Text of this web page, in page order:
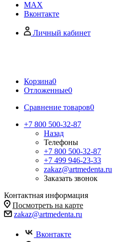
MAX
Вконтакте
Личный кабинет
Корзина0
Отложенные0
Сравнение товаров0
+7 800 500-32-87
Назад
Телефоны
+7 800 500-32-87
+7 499 946-23-33
zakaz@artmedenta.ru
Заказать звонок
Контактная информация
Посмотреть на карте
zakaz@artmedenta.ru
Вконтакте